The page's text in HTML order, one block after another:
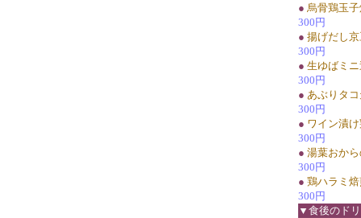
● 烏骨鶏玉
300円
● 揚げだし
300円
● 生ゆばミ
300円
● あぶりタ
300円
● ワイン漬
300円
● 湯葉おか
300円
● 鶏ハラミ
300円
▼食後のド